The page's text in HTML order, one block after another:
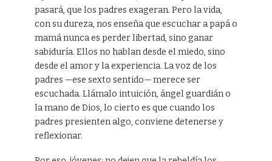
pasará, que los padres exageran. Pero la vida,
con su dureza, nos enseña que escuchar a papá o
mamá nunca es perder libertad, sino ganar
sabiduría. Ellos no hablan desde el miedo, sino
desde el amor y la experiencia. La voz de los
padres —ese sexto sentido— merece ser
escuchada. Llámalo intuición, ángel guardián o
la mano de Dios, lo cierto es que cuando los
padres presienten algo, conviene detenerse y
reflexionar.